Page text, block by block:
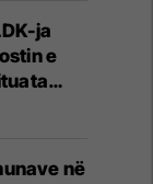
ja
e
që
në